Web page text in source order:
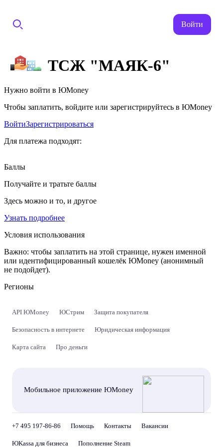
Войти
ТСЖ "МАЯК-6"
Нужно войти в ЮMoney
Чтобы заплатить, войдите или зарегистрируйтесь в ЮMoney
ВойтиЗарегистрироваться
Для платежа подходят:
Баллы
Получайте и тратьте баллы
Здесь можно и то, и другое
Узнать подробнее
Условия использования
Важно: чтобы заплатить на этой странице, нужен именной
или идентифицированный кошелёк ЮMoney (анонимный
не подойдет).
Регионы
API ЮMoney ЮСтрим Защита покупателя
Безопасность в интернете Юридическая информация
Карта сайта Про деньги
Мобильное приложение ЮMoney
+7 495 197-86-86 Помощь Контакты Вакансии
ЮKassa для бизнеса Пополнение Steam